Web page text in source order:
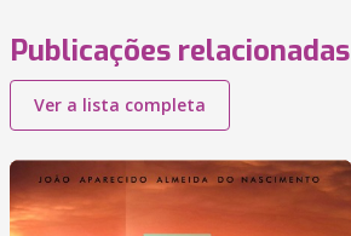
Publicações relacionadas
Ver a lista completa